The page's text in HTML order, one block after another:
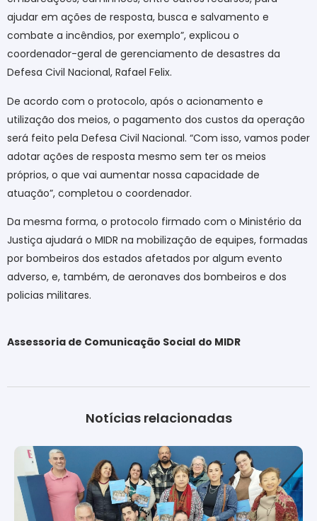
ajudar em ações de resposta, busca e salvamento e
combate a incêndios, por exemplo”, explicou o
coordenador-geral de gerenciamento de desastres da
Defesa Civil Nacional, Rafael Felix.
De acordo com o protocolo, após o acionamento e
utilização dos meios, o pagamento dos custos da operação
será feito pela Defesa Civil Nacional. “Com isso, vamos poder
adotar ações de resposta mesmo sem ter os meios
próprios, o que vai aumentar nossa capacidade de
atuação”, completou o coordenador.
Da mesma forma, o protocolo firmado com o Ministério da
Justiça ajudará o MIDR na mobilização de equipes, formadas
por bombeiros dos estados afetados por algum evento
adverso, e, também, de aeronaves dos bombeiros e dos
policias militares.
Assessoria de Comunicação Social do MIDR
Notícias relacionadas